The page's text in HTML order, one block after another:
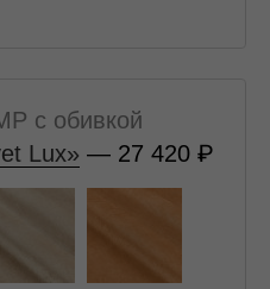
с обивкой
Lux» — 27 420